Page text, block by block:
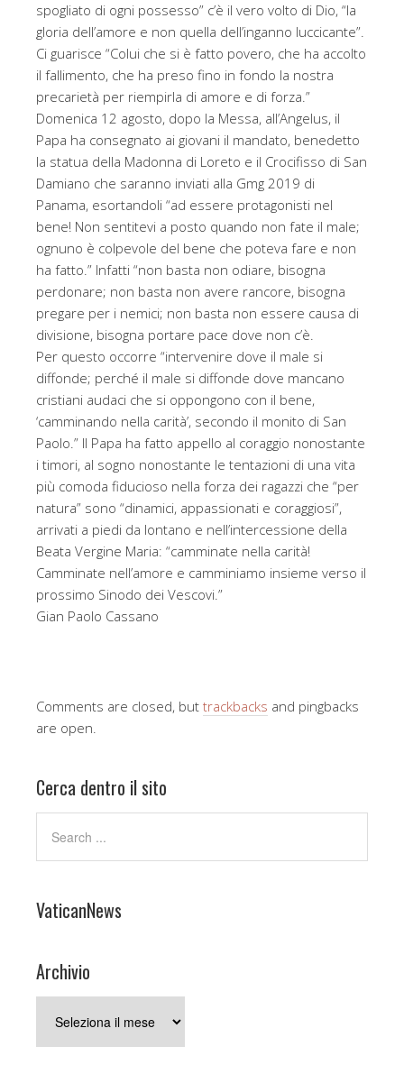
spogliato di ogni possesso” c’è il vero volto di Dio, “la
gloria dell’amore e non quella dell’inganno luccicante”.
Ci guarisce “Colui che si è fatto povero, che ha accolto
il fallimento, che ha preso fino in fondo la nostra
precarietà per riempirla di amore e di forza.”
Domenica 12 agosto, dopo la Messa, all’Angelus, il
Papa ha consegnato ai giovani il mandato, benedetto
la statua della Madonna di Loreto e il Crocifisso di San
Damiano che saranno inviati alla Gmg 2019 di
Panama, esortandoli “ad essere protagonisti nel
bene! Non sentitevi a posto quando non fate il male;
ognuno è colpevole del bene che poteva fare e non
ha fatto.” Infatti “non basta non odiare, bisogna
perdonare; non basta non avere rancore, bisogna
pregare per i nemici; non basta non essere causa di
divisione, bisogna portare pace dove non c’è.
Per questo occorre “intervenire dove il male si
diffonde; perché il male si diffonde dove mancano
cristiani audaci che si oppongono con il bene,
‘camminando nella carità’, secondo il monito di San
Paolo.” Il Papa ha fatto appello al coraggio nonostante
i timori, al sogno nonostante le tentazioni di una vita
più comoda fiducioso nella forza dei ragazzi che “per
natura” sono “dinamici, appassionati e coraggiosi”,
arrivati a piedi da lontano e nell’intercessione della
Beata Vergine Maria: “camminate nella carità!
Camminate nell’amore e camminiamo insieme verso il
prossimo Sinodo dei Vescovi.”
Gian Paolo Cassano
Comments are closed, but trackbacks and pingbacks
are open.
Cerca dentro il sito
VaticanNews
Archivio